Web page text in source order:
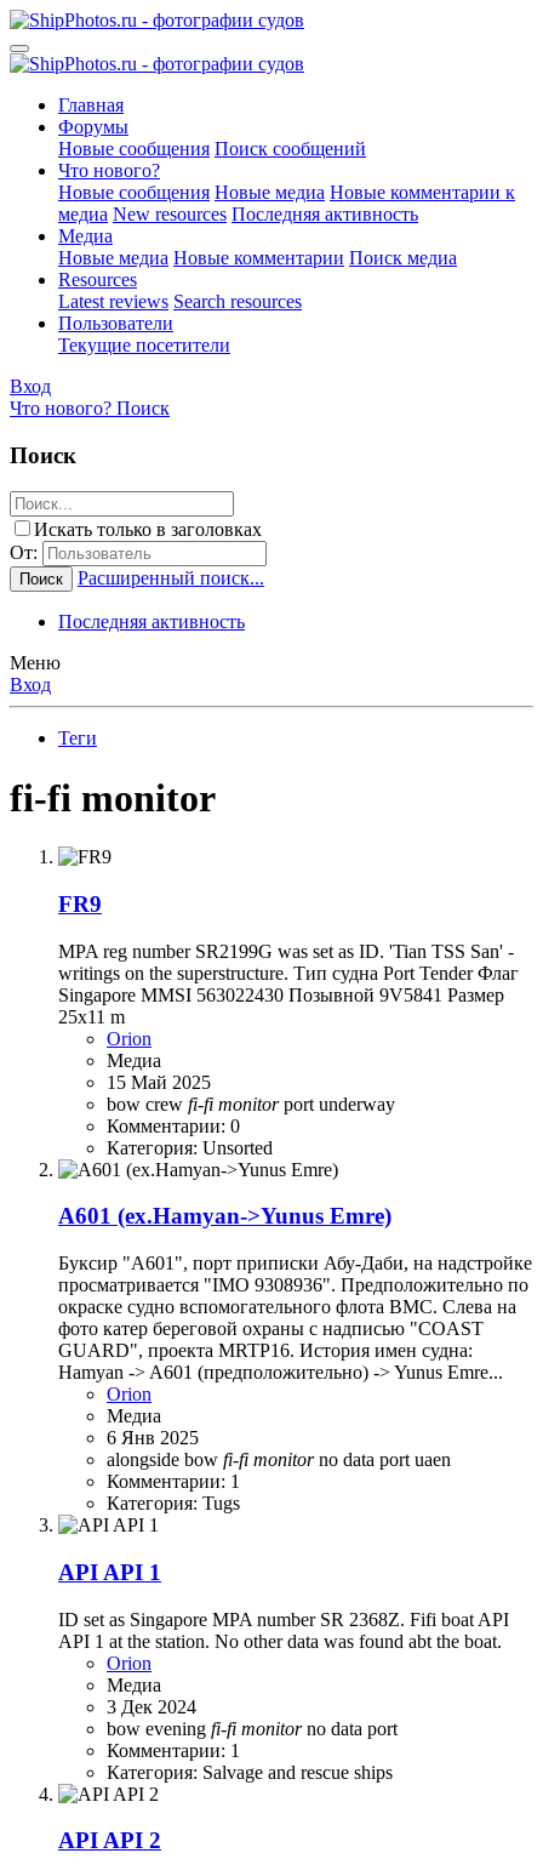
Главная
Форумы
Новые сообщения Поиск сообщений
Что нового?
Новые сообщения Новые медиа Новые комментарии к
медиа New resources Последняя активность
Медиа
Новые медиа Новые комментарии Поиск медиа
Resources
Latest reviews Search resources
Пользователи
Текущие посетители
Вход
Что нового? Поиск
Поиск
Искать только в заголовках
От:
Поиск Расширенный поиск...
Последняя активность
Меню
Вход
Теги
fi-fi monitor
FR9
MPA reg number SR2199G was set as ID. 'Tian TSS San' -
writings on the superstructure. Тип судна Port Tender Флаг
Singapore MMSI 563022430 Позывной 9V5841 Размер
25x11 m
Orion
Медиа
15 Май 2025
bow crew fi-fi monitor port underway
Комментарии: 0
Категория: Unsorted
A601 (ex.Hamyan->Yunus Emre)
Буксир "А601", порт приписки Абу-Даби, на надстройке
просматривается "IMO 9308936". Предположительно по
окраске судно вспомогательного флота ВМС. Слева на
фото катер береговой охраны с надписью "COAST
GUARD", проекта MRTP16. История имен судна:
Hamyan -> A601 (предположительно) -> Yunus Emre...
Orion
Медиа
6 Янв 2025
alongside bow fi-fi monitor no data port uaen
Комментарии: 1
Категория: Tugs
API API 1
ID set as Singapore MPA number SR 2368Z. Fifi boat API
API 1 at the station. No other data was found abt the boat.
Orion
Медиа
3 Дек 2024
bow evening fi-fi monitor no data port
Комментарии: 1
Категория: Salvage and rescue ships
API API 2